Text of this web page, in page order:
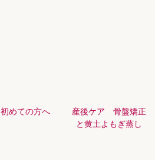
初めての方へ
産後ケア 骨盤矯正
と黄土よもぎ蒸し